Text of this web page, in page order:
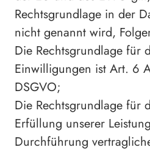
Rechtsgrundlage in der
nicht genannt wird,
Die Rechtsgrundlage für
Einwilligungen ist Art. 6
DSGVO;
Die Rechtsgrundlage für
Erfüllung unserer
Durchführung